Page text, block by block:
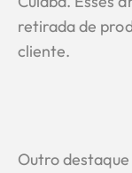
retirada de
cliente.
Outro destaque